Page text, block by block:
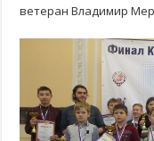
ветеран Владимир